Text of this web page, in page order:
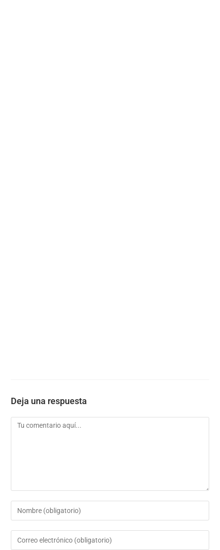
Deja una respuesta